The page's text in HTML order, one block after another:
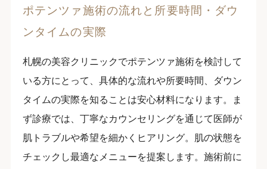
ポテンツァ施術の流れと所要時間・ダウ
ンタイムの実際
札幌の美容クリニックでポテンツァ施術を検討して
いる方にとって、具体的な流れや所要時間、ダウン
タイムの実際を知ることは安心材料になります。ま
ず診療では、丁寧なカウンセリングを通じて医師が
肌トラブルや希望を細かくヒアリング。肌の状態を
チェックし最適なメニューを提案します。施術前に